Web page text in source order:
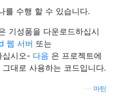
를 수행 할 수 있습니다.
기성품을 다운로드하십시
웹 서버 또는
십시오- 다음 은 프로젝트에
그대로 사용하는 코드입니다.
마틴